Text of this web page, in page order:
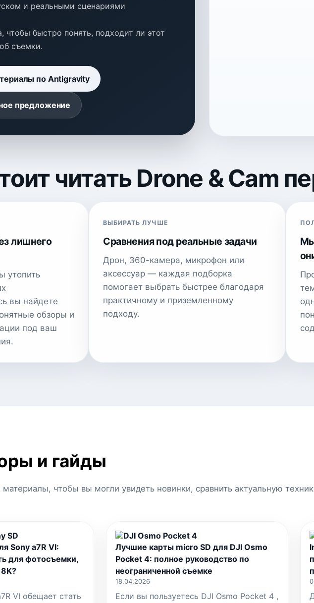
и реальными сценариями
чтобы быстро понять, подходит ли этот
съемки.
по Antigravity
предложение
читать Drone & Cam
лишнего
утопить
вы найдете
обзоры и
под ваш
ВЫБИРАТЬ ЛУЧШЕ
Сравнения под реальные задачи
Дрон, 360-камера, микрофон или
аксессуар — каждая подборка
помогает выбрать быстрее благодаря
практичному и приземленному
подходу.
и гайды
чтобы вы могли увидеть новинки, сравнить актуальную
Sony a7R VI:
для фотосъемки,
VI обещает стать
Лучшие карты micro SD для DJI Osmo
Pocket 4: полное руководство по
неограниченной съемке
18.04.2026
Если вы пользуетесь DJI Osmo Pocket 4 ,